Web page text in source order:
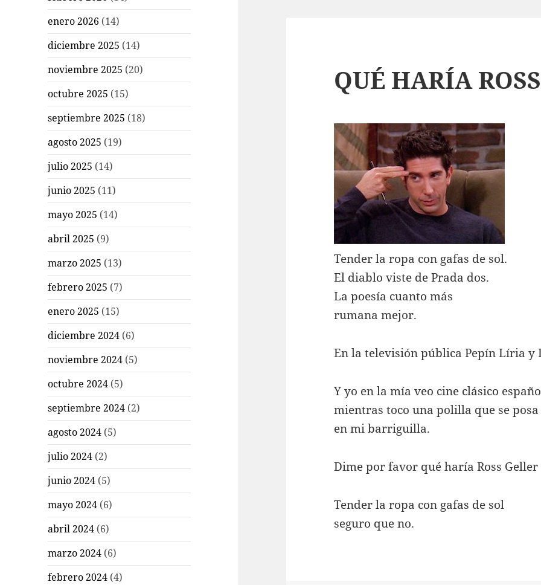
enero 2026 (14)
diciembre 2025 (14)
noviembre 2025 (20)
octubre 2025 (15)
septiembre 2025 (18)
agosto 2025 (19)
julio 2025 (14)
junio 2025 (11)
mayo 2025 (14)
abril 2025 (9)
marzo 2025 (13)
febrero 2025 (7)
enero 2025 (15)
diciembre 2024 (6)
noviembre 2024 (5)
octubre 2024 (5)
septiembre 2024 (2)
agosto 2024 (5)
julio 2024 (2)
junio 2024 (5)
mayo 2024 (6)
abril 2024 (6)
marzo 2024 (6)
febrero 2024 (4)
QUÉ HARÍA
Tender la ropa con gafas de sol.
El diablo viste de Prada dos.
La poesía cuanto más
rumana mejor.
En la televisión pública Pepín Líria y
Y yo en la mía veo cine clásico
mientras toco una polilla que se posa
en mi barriguilla.
Dime por favor qué haría Ross
Tender la ropa con gafas de sol
seguro que no.